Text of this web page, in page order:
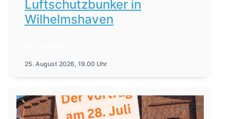
Luftschutzbunker in
Wilhelmshaven
25. August 2026, 19.00 Uhr